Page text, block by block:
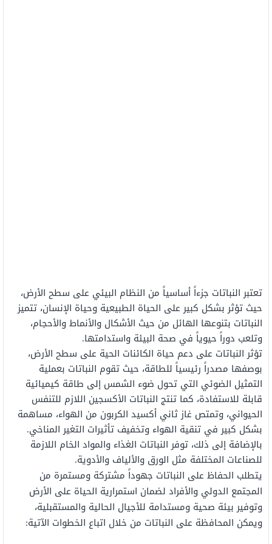
تعتبر النباتات جزءاً أساسياً من النظام البيئي على سطح الأرض،
حيث تؤثر بشكل كبير على الحياة الطبيعية وحياة الإنسان، تتميز
النباتات بتنوعها الهائل من حيث الأشكال والأنماط والأحجام،
وتلعب دوراً حيوياً في صحة البيئة واستدامتها.
تؤثر النباتات على دعم حياة الكائنات الحية على سطح الأرض،
بوصفها مصدراً رئيسياً للطاقة، حيث تقوم النباتات بعملية
التمثيل الضوئي التي تحول ضوء الشمس إلى طاقة كيميائية
قابلة للاستفادة، كما تنتج النباتات الأكسجين اللازم للتنفس
الحيواني، وتمتص غاز ثاني أكسيد الكربون من الهواء، مساهمة
بشكل كبير في تنقية الهواء وتخفيف تأثيرات التغير المناخي.
بالإضافة إلى ذلك، توفر النباتات الغذاء والمواد الخام اللازمة
للصناعات المختلفة مثل الورق والألياف والأدوية.
يتطلب الحفاظ على النباتات جهوداً مشتركة ومستمرة من
المجتمع الدولي والأفراد لضمان استمرارية الحياة على الأرض
وتوفير بيئة صحية ومستدامة للأجيال الحالية والمستقبلية،
ويمكن المحافظة على النباتات من خلال اتباع الخطوات الآتية: